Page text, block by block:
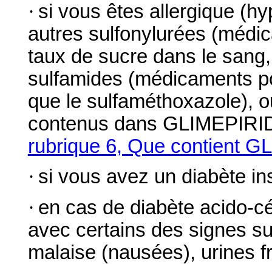
· si vous êtes allergique
autres sulfonylurées
taux de sucre dans le
sulfamides (médicaments
que le sulfaméthoxazole),
contenus dans
rubrique 6, Que contient
· si vous avez un diabète
· en cas de diabète acido-
avec certains des signes
malaise (nausées), urines